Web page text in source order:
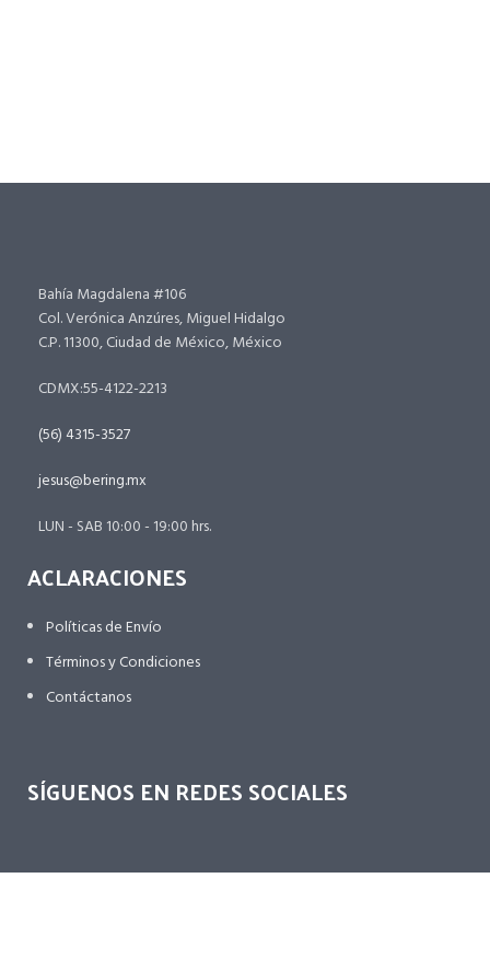
Bahía Magdalena #106
Col. Verónica Anzúres, Miguel Hidalgo
C.P. 11300, Ciudad de México, México
CDMX:55-4122-2213
(56) 4315-3527
jesus@bering.mx
LUN - SAB 10:00 - 19:00 hrs.
ACLARACIONES
Políticas de Envío
Términos y Condiciones
Contáctanos
SÍGUENOS EN REDES SOCIALES